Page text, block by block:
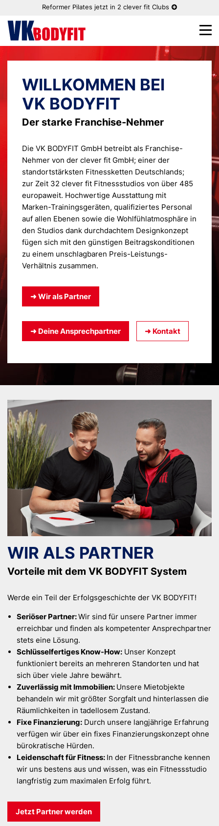
Reformer Pilates jetzt in 2 clever fit Clubs
WILLKOMMEN BEI
VK BODYFIT
Der starke Franchise-Nehmer
Die VK BODYFIT GmbH betreibt als Franchise-
Nehmer von der clever fit GmbH; einer der
standortstärksten Fitnessketten Deutschlands;
zur Zeit 32 clever fit Fitnessstudios von über 485
europaweit. Hochwertige Ausstattung mit
Marken-Trainingsgeräten, qualifiziertes Personal
auf allen Ebenen sowie die Wohlfühlatmosphäre in
den Studios dank durchdachtem Designkonzept
fügen sich mit den günstigen Beitragskonditionen
zu einem unschlagbaren Preis-Leistungs-
Verhältnis zusammen.
➜ Wir als Partner
➜ Deine Ansprech­partner ➜ Kontakt
WIR ALS PARTNER
Vorteile mit dem VK BODYFIT System
Werde ein Teil der Erfolgsgeschichte der VK BODYFIT!​​​​​​
Seriöser Partner:Wir sind für unsere Partner immer
erreichbar und finden als kompetenter Ansprech­partner
stets eine Lösung.
Schlüsselfertiges Know-How:Unser Konzept
funktioniert bereits an mehreren Standorten und hat
sich über viele Jahre bewährt.
Zuverlässig mit Immobilien: Unsere Mietobjekte
behandeln wir mit größter Sorgfalt und hinterlassen die
Räumlichkeiten in tadellosem Zustand.
Fixe Finanzierung:Durch unsere langjährige Erfahrung
verfügen wir über ein fixes Finanzierungskonzept ohne
bürokratische Hürden.
Leidenschaft für Fitness: In der Fitnessbranche kennen
wir uns bestens aus und wissen, was ein Fitnessstudio
langfristig zum maximalen Erfolg führt.
Jetzt Partner werden